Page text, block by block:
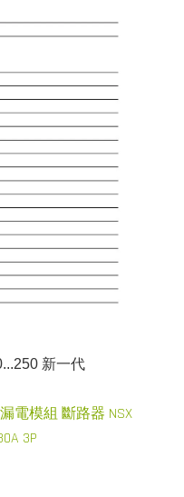
新一代
漏電模組 斷路器 NSX
3P